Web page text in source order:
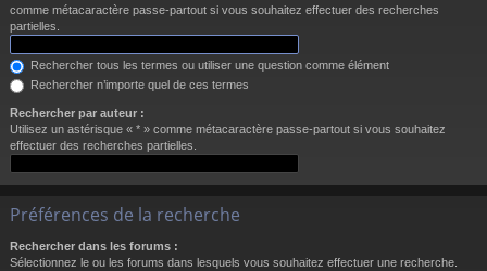
comme métacaractère passe-partout si vous souhaitez effectuer des recherches
partielles.
Rechercher tous les termes ou utiliser une question comme élément
Rechercher n’importe quel de ces termes
Rechercher par auteur :
Utilisez un astérisque « * » comme métacaractère passe-partout si vous souhaitez
effectuer des recherches partielles.
Préférences de la recherche
Rechercher dans les forums :
Sélectionnez le ou les forums dans lesquels vous souhaitez effectuer une recherche.